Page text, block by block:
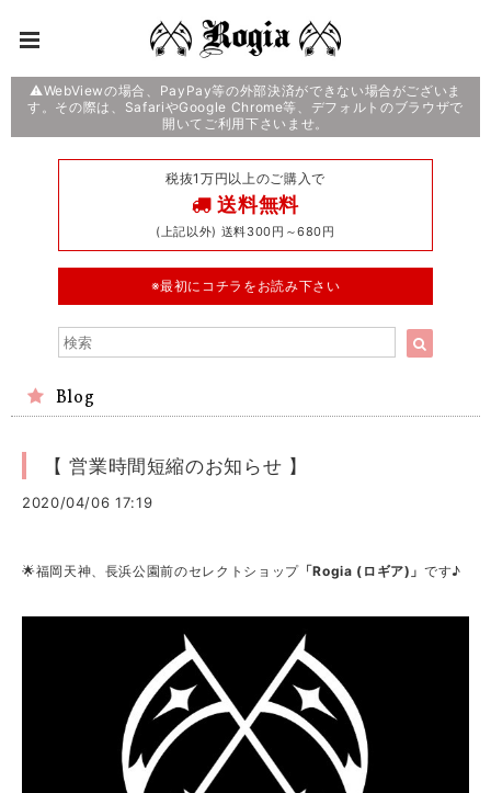
⚠️WebViewの場合、PayPay等の外部決済ができない場合がございま
す。その際は、SafariやGoogle Chrome等、デフォルトのブラウザで
開いてご利用下さいませ。
税抜1万円以上のご購入で
送料無料
(上記以外) 送料300円～680円
※最初にコチラをお読み下さい
Blog
【 営業時間短縮のお知らせ 】
2020/04/06 17:19
🌟福岡天神、長浜公園前のセレクトショップ「Rogia (ロギア)」です♪